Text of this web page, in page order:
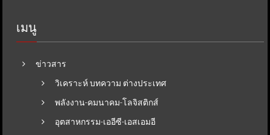
เมนู
ข่าวสาร
วิเคราะห์ บทความ ต่างประเทศ
พลังงาน-คมนาคม-โลจิสติกส์
อุตสาหกรรม-เออีซี-เอสเอมอี